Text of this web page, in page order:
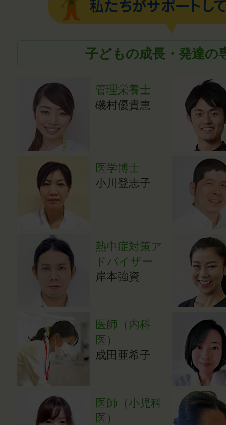
子どもの成長・発達の
管理栄養士
磯村優貴恵
医学博士
小川登志子
熱中症対策ア
ドバイザー
岸本強資
医師（内科
医）
成田亜希子
医師（小児科
医）